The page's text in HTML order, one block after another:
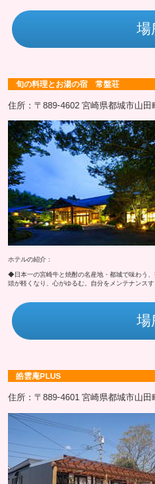
場
旬の料理とお湯の宿 常盤荘
住所：〒889-4602 宮崎県都城市山田
ホテルの紹介：
◆日本一の宮崎牛と焼酎の名産地・都城で味わう
頭が軽くなり、心がゆるむ。自分をメンテナンス
場
皓雲庵PLUS
住所：〒889-4601 宮崎県都城市山田